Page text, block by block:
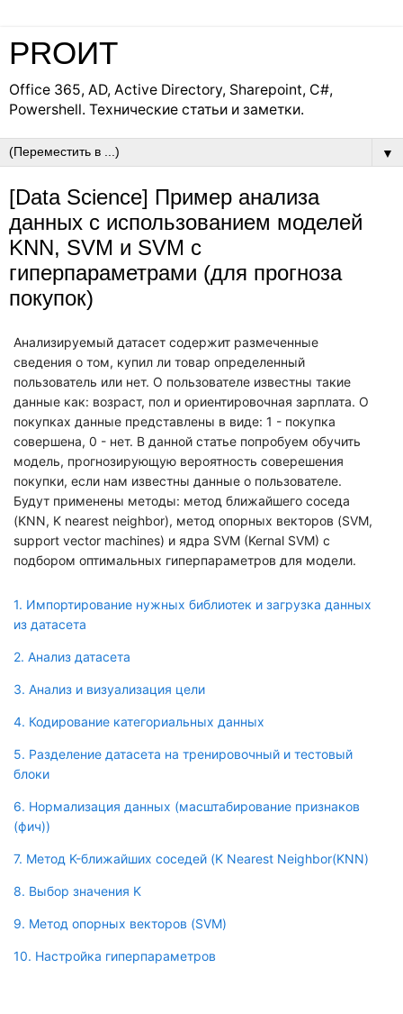
PROИТ
Office 365, AD, Active Directory, Sharepoint, C#,
Powershell. Технические статьи и заметки.
▼
[Data Science] Пример анализа
данных с использованием моделей
KNN, SVM и SVM с
гиперпараметрами (для прогноза
покупок)
Анализируемый датасет содержит размеченные
сведения о том, купил ли товар определенный
пользователь или нет. О пользователе известны такие
данные как: возраст, пол и ориентировочная зарплата. О
покупках данные представлены в виде: 1 - покупка
совершена, 0 - нет. В данной статье попробуем обучить
модель, прогнозирующую вероятность соверешения
покупки, если нам известны данные о пользователе.
Будут применены методы: метод ближайшего соседа
(KNN, K nearest neighbor), метод опорных векторов (SVM,
support vector machines) и ядра SVM (Kernal SVM) с
подбором оптимальных гиперпараметров для модели.
1. Импортирование нужных библиотек и загрузка данных
из датасета
2. Анализ датасета
3. Анализ и визуализация цели
4. Кодирование категориальных данных
5. Разделение датасета на тренировочный и тестовый
блоки
6. Нормализация данных (масштабирование признаков
(фич))
7. Метод K-ближайших соседей (K Nearest Neighbor(KNN)
8. Выбор значения K
9. Метод опорных векторов (SVM)
10. Настройка гиперпараметров